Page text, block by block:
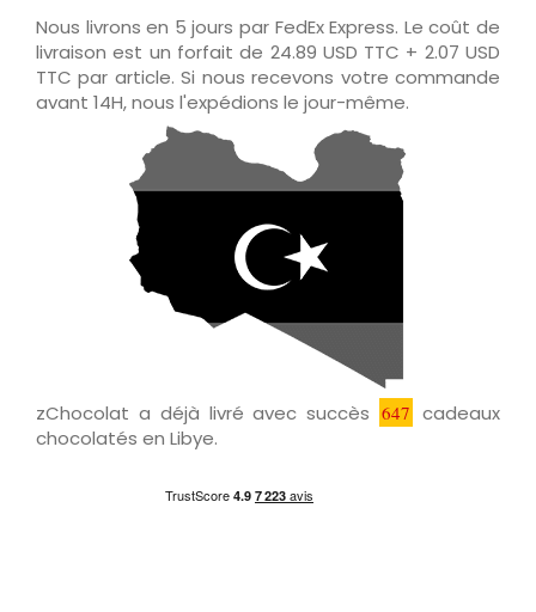
Nous livrons en 5 jours par FedEx Express. Le coût de
livraison est un forfait de 24.89 USD TTC + 2.07 USD
TTC par article. Si nous recevons votre commande
avant 14H, nous l'expédions le jour-même.
zChocolat a déjà livré avec succès 647 cadeaux
chocolatés en Libye.